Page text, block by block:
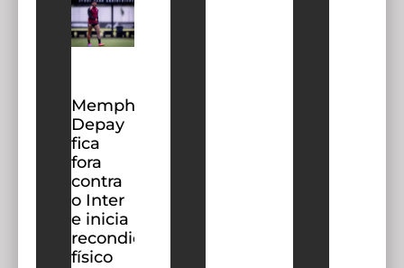
Memphis
Depay
fica
fora
contra
o Inter
e inicia
recondicionamento
físico